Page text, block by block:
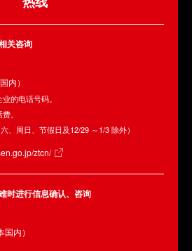
关咨询
内）
的电话号码。
。
、周日、节假日及12/29 ～1/3 除外）
ztcn/
时进行信息确认、咨询
内）